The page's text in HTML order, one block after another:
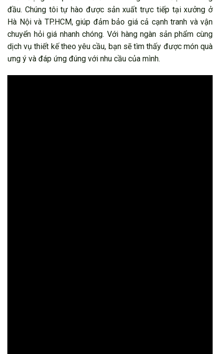
đầu. Chúng tôi tự hào được sản xuất trực tiếp tại xưởng ở
Hà Nội và TP.HCM, giúp đảm bảo giá cả cạnh tranh và vận
chuyển hỏi giá nhanh chóng. Với hàng ngàn sản phẩm cùng
dịch vụ thiết kế theo yêu cầu, bạn sẽ tìm thấy được món quà
ưng ý và đáp ứng đúng với nhu cầu của mình.